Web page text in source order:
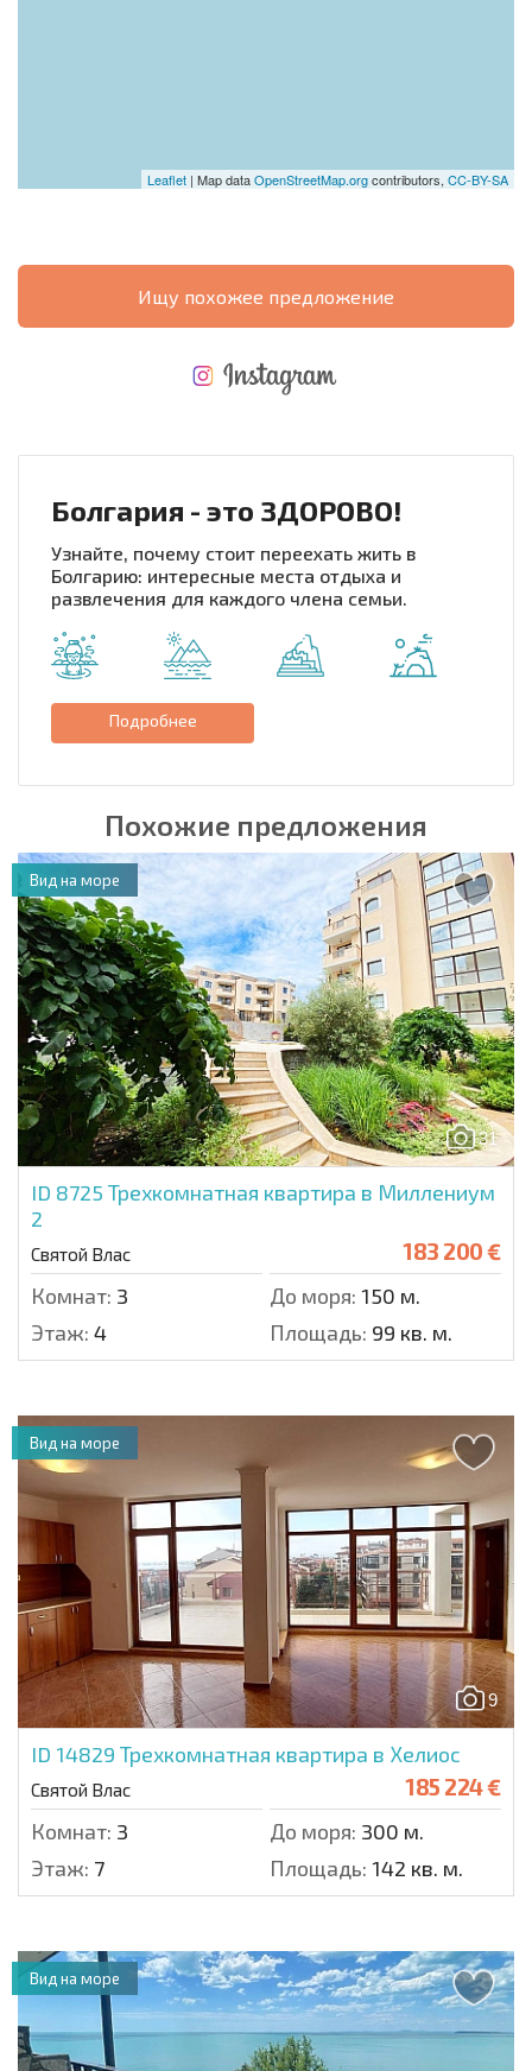
Leaflet | Map dataOpenStreetMap.orgcontributors, CC-BY-SA
Ищу похожее предложение
Болгария - это ЗДОРОВО!
Узнайте, почему стоит переехать жить в
Болгарию: интересные места отдыха и
развлечения для каждого члена семьи.
Подробнее
Похожие предложения
31
ID 8725 Трехкомнатная квартира в Миллениум
2
Святой Влас 183 200 €
Комнат: 3 До моря: 150 м.
Этаж: 4 Площадь: 99 кв. м.
Вид на море
9
ID 14829 Трехкомнатная квартира в Хелиос
Святой Влас 185 224 €
Комнат: 3 До моря: 300 м.
Этаж: 7 Площадь: 142 кв. м.
Вид на море
Вид на море